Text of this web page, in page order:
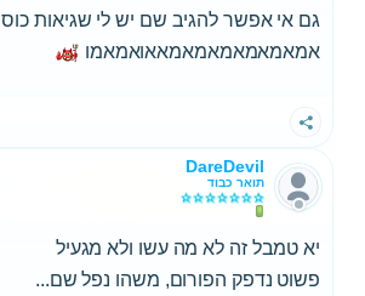
גם אי אפשר להגיב שם יש לי שגיאות כוס
אמאמאמאמאמאמאאואמאמו
שתף
DareDevil
תואר כבוד
יא טמבל זה לא מה עשו ולא מגעיל
פשוט נדפק הפורום, משהו נפל שם...